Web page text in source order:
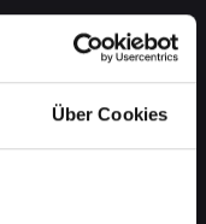
Über Cookies